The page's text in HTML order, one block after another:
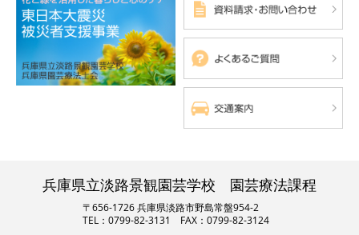
兵庫県立淡路景観園芸学校 園芸療法課程
〒656-1726 兵庫県淡路市野島常盤954-2
TEL：0799-82-3131 FAX：0799-82-3124